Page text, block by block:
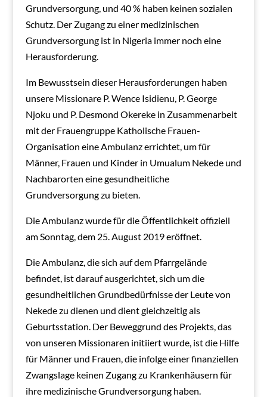
Grundversorgung, und 40 % haben keinen sozialen
Schutz. Der Zugang zu einer medizinischen
Grundversorgung ist in Nigeria immer noch eine
Herausforderung.
Im Bewusstsein dieser Herausforderungen haben
unsere Missionare P. Wence Isidienu, P. George
Njoku und P. Desmond Okereke in Zusammenarbeit
mit der Frauengruppe Katholische Frauen-
Organisation eine Ambulanz errichtet, um für
Männer, Frauen und Kinder in Umualum Nekede und
Nachbarorten eine gesundheitliche
Grundversorgung zu bieten.
Die Ambulanz wurde für die Öffentlichkeit offiziell
am Sonntag, dem 25. August 2019 eröffnet.
Die Ambulanz, die sich auf dem Pfarrgelände
befindet, ist darauf ausgerichtet, sich um die
gesundheitlichen Grundbedürfnisse der Leute von
Nekede zu dienen und dient gleichzeitig als
Geburtsstation. Der Beweggrund des Projekts, das
von unseren Missionaren initiiert wurde, ist die Hilfe
für Männer und Frauen, die infolge einer finanziellen
Zwangslage keinen Zugang zu Krankenhäusern für
ihre medizinische Grundversorgung haben.